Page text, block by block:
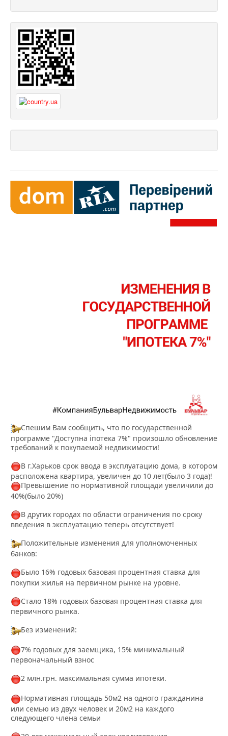
Спешим Вам сообщить, что по государственной
программе "Доступна іпотека 7%" произошло обновление
требований к покупаемой недвижимости!
В г.Харьков срок ввода в эксплуатацию дома, в котором
расположена квартира, увеличен до 10 лет(было 3 года)!
Превышение по нормативной площади увеличили до
40%(было 20%)
В других городах по области ограничения по сроку
введения в эксплуатацию теперь отсутствует!
Положительные изменения для уполномоченных
банков:
Было 16% годовых базовая процентная ставка для
покупки жилья на первичном рынке на уровне.
Стало 18% годовых базовая процентная ставка для
первичного рынка.
Без изменений:
7% годовых для заемщика, 15% минимальный
первоначальный взнос
2 млн.грн. максимальная сумма ипотеки.
Нормативная площадь 50м2 на одного гражданина
или семью из двух человек и 20м2 на каждого
следующего члена семьи